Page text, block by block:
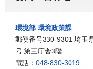
環境部 環境政策課
郵便番号330-9301 埼玉
号 第三庁舎3階
電話： 048-830-3019